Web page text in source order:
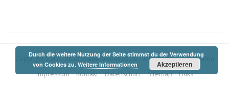
Copyright 2017 - 2022 -haushalts-infos.de- Alle Rechte vorbehalten
Impressum
Kontakt Datenschutz Sitemap Links
Durch die weitere Nutzung der Seite stimmst du der Verwendung
von Cookies zu. Weitere Informationen Akzeptieren